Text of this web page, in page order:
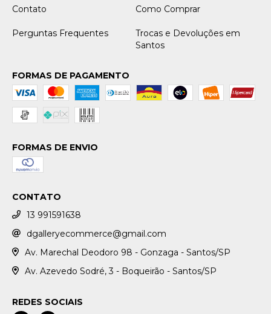
Contato Como Comprar
Perguntas Frequentes
Trocas e Devoluções em
Santos
FORMAS DE PAGAMENTO
FORMAS DE ENVIO
CONTATO
13 991591638
dgalleryecommerce@gmail.com
Av. Marechal Deodoro 98 - Gonzaga - Santos/SP
Av. Azevedo Sodré, 3 - Boqueirão - Santos/SP
REDES SOCIAIS